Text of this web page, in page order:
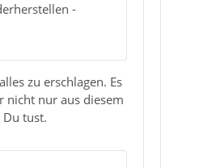
-
zu erschlagen. Es
nicht nur aus diesem
tust.